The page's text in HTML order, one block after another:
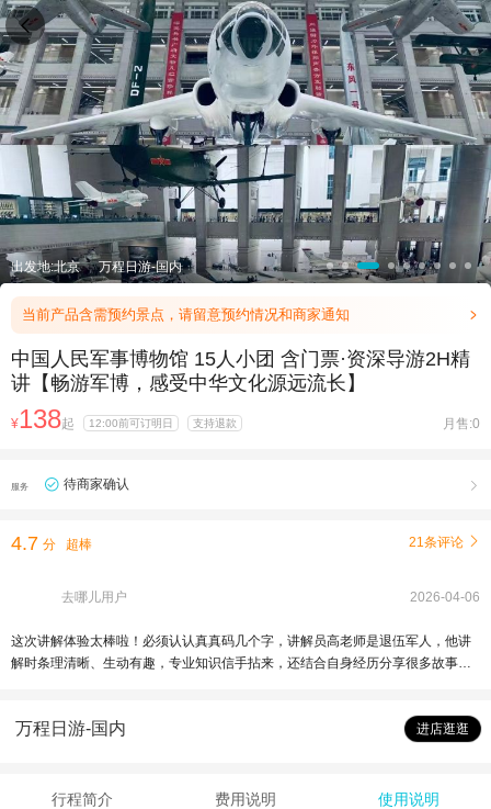
出发地:北京 万程日游-国内
当前产品含需预约景点，请留意预约情况和商家通知 
中国人民军事博物馆 15人小团 含门票·资深导游2H精
讲【畅游军博，感受中华文化源远流长】
¥138起 12:00前可订明日 支持退款 月售:0
服务 待商家确认 
4.7 分 超棒 21条评论 
去哪儿用户 2026-04-06
这次讲解体验太棒啦！必须认认真真码几个字，讲解员高老师是退伍军人，他讲
解时条理清晰、生动有趣，专业知识信手拈来，还结合自身经历分享很多故事，
没有提及给好评，相比故宫导游三番两次要求好评截图，高下立判。
万程日游-国内 进店逛逛
行程简介 费用说明 使用说明
